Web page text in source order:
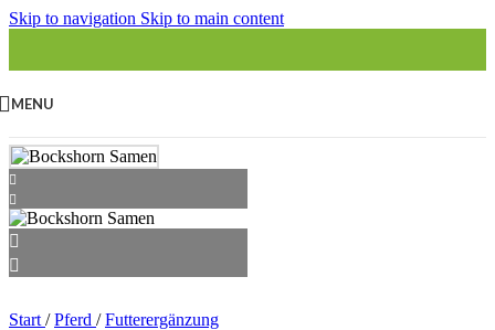
Skip to navigation Skip to main content
MENU
Start / Pferd / Futterergänzung